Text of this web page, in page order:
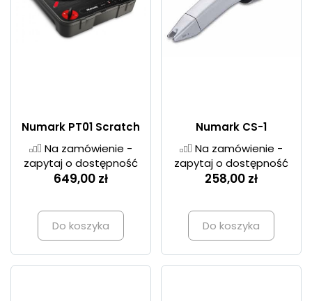
Numark PT01 Scratch
Na zamówienie -
zapytaj o dostępność
649,00 zł
Do koszyka
Numark CS-1
Na zamówienie -
zapytaj o dostępność
258,00 zł
Do koszyka